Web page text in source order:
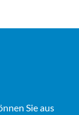
Sie aus